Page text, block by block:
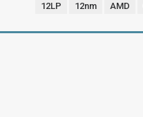
12LP 12nm AMD